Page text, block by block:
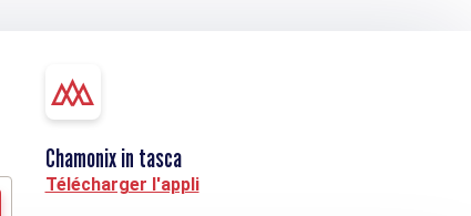
Chamonix in tasca
Télécharger l'appli